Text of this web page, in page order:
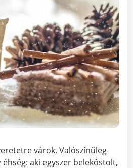
várok. Valószínűleg
aki egyszer belekóstolt,